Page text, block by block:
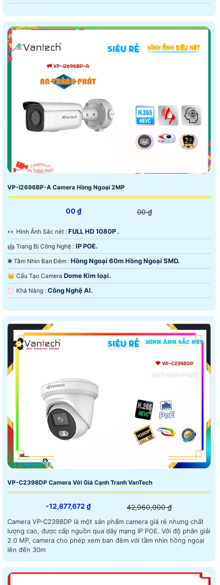
VP-I2696BP-A Camera Hồng Ngoại 2MP
00 ₫ 00 ₫
️👀 Hình Ảnh Sắc nét : FULL HD 1080P .
🤖️ Trang Bị Công Nghệ : IP POE.
❃ Tầm Nhìn Ban Đêm : Hồng Ngoại 60m Hồng Ngoại SMD.
👑 Cấu Tạo Camera Dome Kim loại.
️💮 Khả Năng : Công Nghệ AI.
VP-C2398DP Camera Với Giá Cạnh Tranh VanTech
-12,877,672 ₫ 42,960,000 ₫
Camera VP-C2398DP là một sản phẩm camera giá rẻ nhưng chất
lượng cao, được cấp nguồn qua dây mạng IP POE. Với độ phân giải
2.0 MP, camera cho phép xem ban đêm với tầm nhìn hồng ngoại
lên đến 30m